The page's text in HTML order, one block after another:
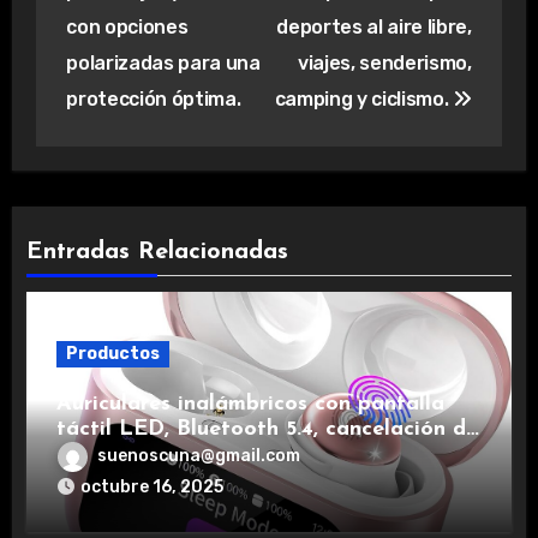
con opciones
polarizadas para una
protección óptima.
deportes al aire libre,
viajes, senderismo,
camping y ciclismo.
Entradas Relacionadas
Productos
Auriculares inalámbricos con pantalla
táctil LED, Bluetooth 5.4, cancelación de
ruido, impermeables y de larga duración.
suenoscuna@gmail.com
octubre 16, 2025